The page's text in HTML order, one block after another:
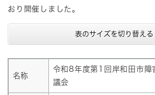
おり開催しました 。
表のサイズを切り替える
名称
令和8年度第1回岸和田市障
議会